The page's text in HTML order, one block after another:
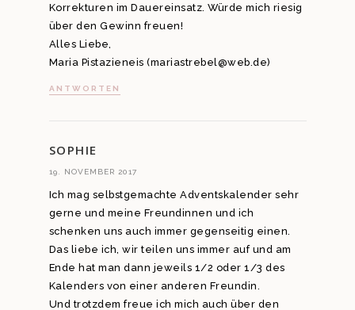
Korrekturen im Dauereinsatz. Würde mich riesig
über den Gewinn freuen!
Alles Liebe,
Maria Pistazieneis (mariastrebel@web.de)
ANTWORTEN
SOPHIE
19. NOVEMBER 2017
Ich mag selbstgemachte Adventskalender sehr
gerne und meine Freundinnen und ich
schenken uns auch immer gegenseitig einen.
Das liebe ich, wir teilen uns immer auf und am
Ende hat man dann jeweils 1/2 oder 1/3 des
Kalenders von einer anderen Freundin.
Und trotzdem freue ich mich auch über den